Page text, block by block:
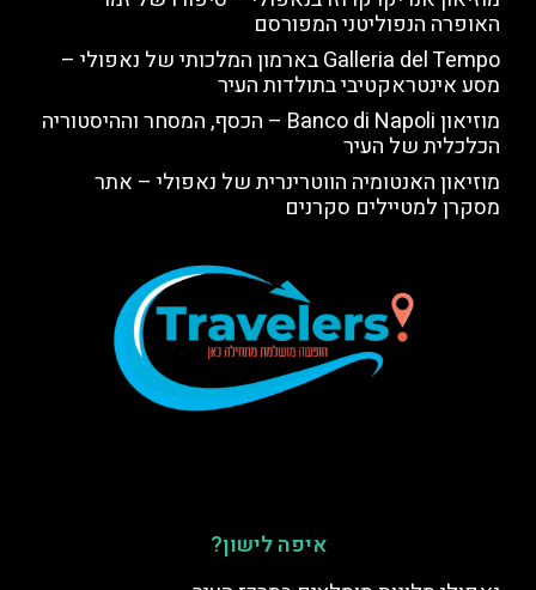
האופרה הנפוליטני המפורסם
Galleria del Tempo בארמון המלכותי של נאפולי –
מסע אינטראקטיבי בתולדות העיר
מוזיאון Banco di Napoli – הכסף, המסחר וההיסטוריה
הכלכלית של העיר
מוזיאון האנטומיה הווטרינרית של נאפולי – אתר
מסקרן למטיילים סקרנים
איפה לישון?